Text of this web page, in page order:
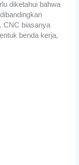
diketahui bahwa
CNC biasanya
benda kerja,